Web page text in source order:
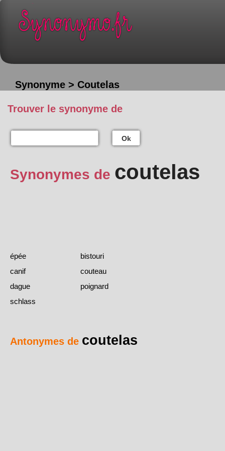
Synonyme > Coutelas
Trouver le synonyme de
Ok
Synonymes de coutelas
épée
bistouri
canif
couteau
dague
poignard
schlass
Antonymes de coutelas